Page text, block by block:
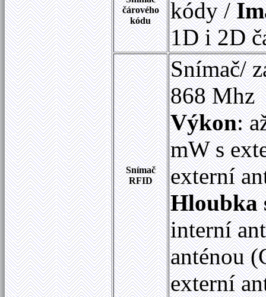
čárového
kódu
kódy /
1D i 2D
Snímač
RFID
Snímač/
868 Mhz
Výkon:
mW s
externí
Hloubka
interní
anténou
externí